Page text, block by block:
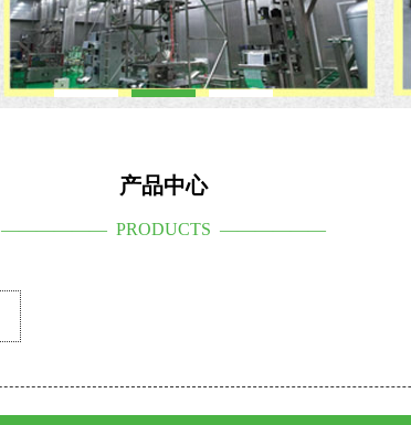
产品中心
—————— PRODUCTS ——————